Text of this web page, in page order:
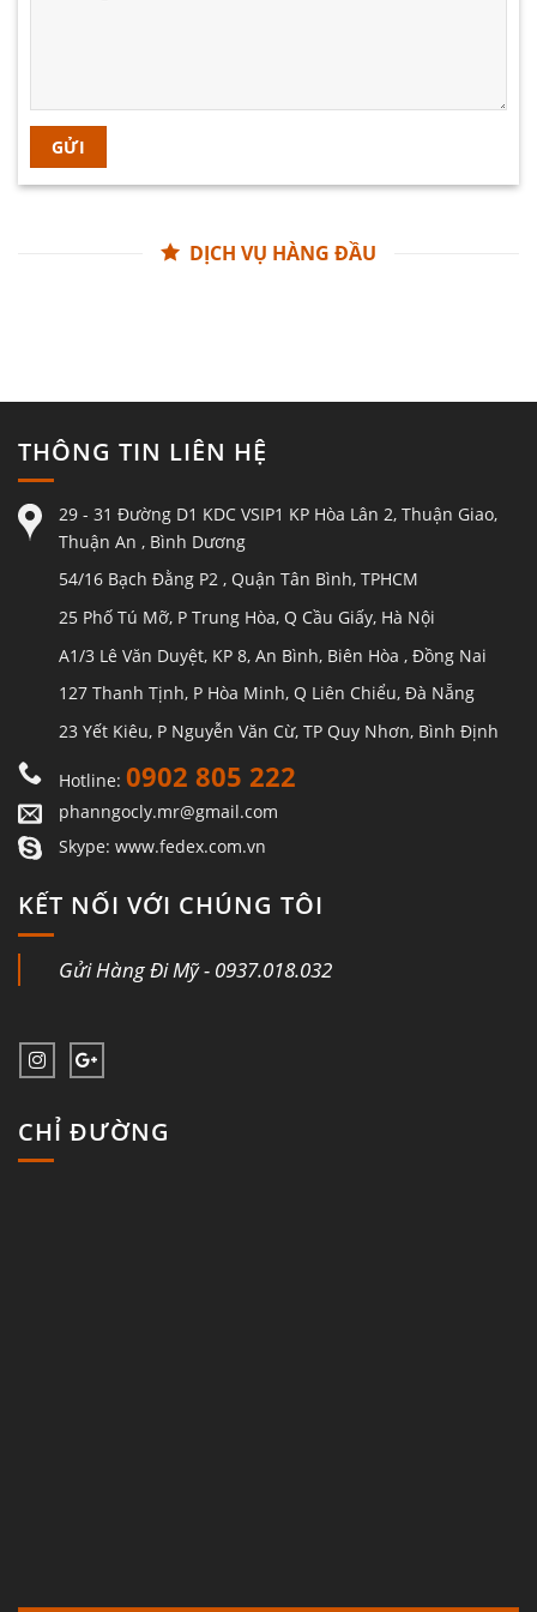
DỊCH VỤ HÀNG ĐẦU
THÔNG TIN LIÊN HỆ
29 - 31 Đường D1 KDC VSIP1 KP Hòa Lân 2, Thuận Giao,
Thuận An , Bình Dương
54/16 Bạch Đằng P2 , Quận Tân Bình, TPHCM
25 Phố Tú Mỡ, P Trung Hòa, Q Cầu Giấy, Hà Nội
A1/3 Lê Văn Duyệt, KP 8, An Bình, Biên Hòa , Đồng Nai
127 Thanh Tịnh, P Hòa Minh, Q Liên Chiểu, Đà Nẵng
23 Yết Kiêu, P Nguyễn Văn Cừ, TP Quy Nhơn, Bình Định
Hotline:0902 805 222
phanngocly.mr@gmail.com
Skype: www.fedex.com.vn
KẾT NỐI VỚI CHÚNG TÔI
Gửi Hàng Đi Mỹ - 0937.018.032
CHỈ ĐƯỜNG